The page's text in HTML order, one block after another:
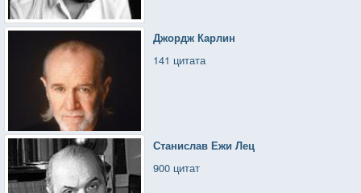
Джордж Карлин
141 цитата
Станислав Ежи Лец
900 цитат